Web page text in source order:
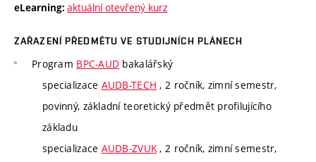
eLearning: aktuální otevřený kurz
ZAŘAZENÍ PŘEDMĚTU VE STUDIJNÍCH PLÁNECH
Program BPC-AUD bakalářský
specializace AUDB-TECH , 2 ročník, zimní semestr,
povinný, základní teoretický předmět profilujícího
základu
specializace AUDB-ZVUK, 2 ročník, zimní semestr,